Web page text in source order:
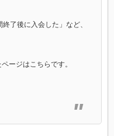
了後に入会した」など、
ージはこちらです。